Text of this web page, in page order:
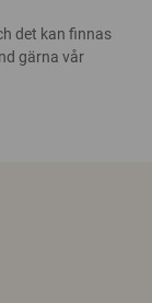
det kan finnas
gärna vår